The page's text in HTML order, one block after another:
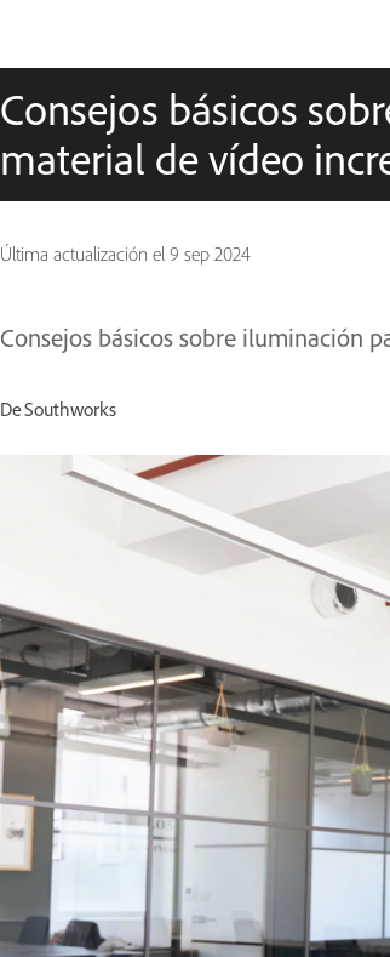
Consejos básicos
material de vídeo
Última actualización el 9 sep 2024
Consejos básicos sobre iluminación
De Southworks